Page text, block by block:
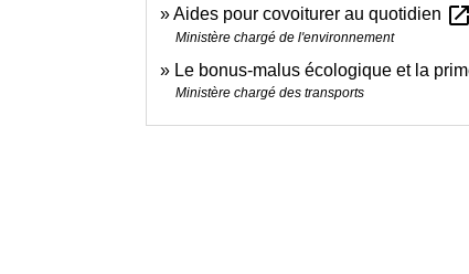
Aides pour covoiturer au quotidien open_in_new
Ministère chargé de l'environnement
Le bonus-malus écologique et la
Ministère chargé des transports